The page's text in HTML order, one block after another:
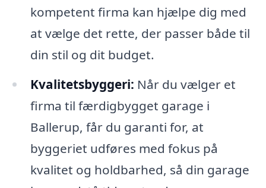
kompetent firma kan hjælpe dig med
at vælge det rette, der passer både til
din stil og dit budget.
Kvalitetsbyggeri: Når du vælger et
firma til færdigbygget garage i
Ballerup, får du garanti for, at
byggeriet udføres med fokus på
kvalitet og holdbarhed, så din garage